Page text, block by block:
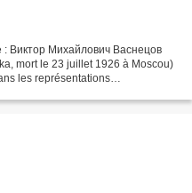
Виктор Михайлович Васнецов
mort le 23 juillet 1926 à Moscou)
les représentations